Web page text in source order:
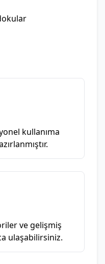
kullanıma
ve gelişmiş
ulaşabilirsiniz.